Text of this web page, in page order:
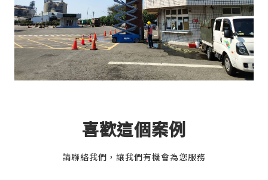
喜歡這個案例
請聯絡我們，讓我們有機會為您服務